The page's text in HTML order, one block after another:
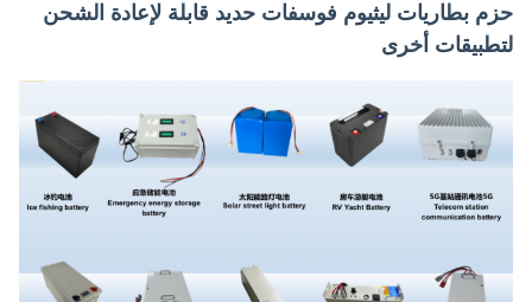
حزم بطاريات ليثيوم فوسفات حديد قابلة لإعادة الشحن
لتطبيقات أخرى